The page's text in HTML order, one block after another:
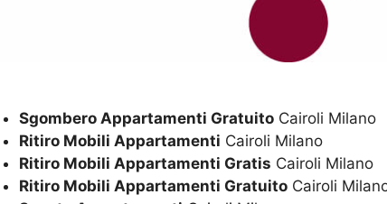
Sgombero Appartamenti Gratuito Cairoli Milano
Ritiro Mobili Appartamenti Cairoli Milano
Ritiro Mobili Appartamenti Gratis Cairoli Milano
Ritiro Mobili Appartamenti Gratuito Cairoli